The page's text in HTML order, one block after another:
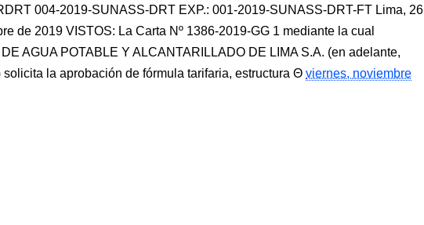
004-2019-SUNASS-DRT EXP.: 001-2019-SUNASS-DRT-FT Lima, 26
de 2019 VISTOS: La Carta Nº 1386-2019-GG 1 mediante la cual
AGUA POTABLE Y ALCANTARILLADO DE LIMA S.A. (en adelante,
solicita la aprobación de fórmula tarifaria, estructura
viernes, noviembre